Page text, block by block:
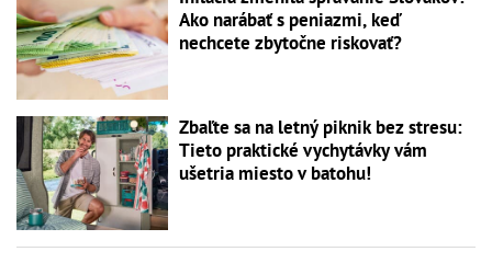
Ako narábať s peniazmi, keď
nechcete zbytočne riskovať?
Zbaľte sa na letný piknik bez stresu:
Tieto praktické vychytávky vám
ušetria miesto v batohu!